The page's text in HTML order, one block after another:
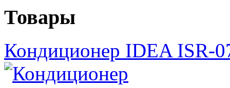
Товары
Кондиционер IDEA ISR-